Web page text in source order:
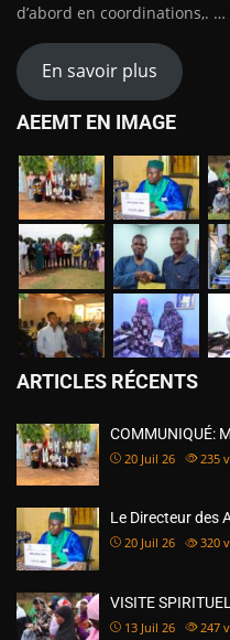
d’abord en coordinations,. …
En savoir plus
AEEMT EN IMAGE
ARTICLES RÉCENTS
COMMUNIQUÉ:
20 Juil 26 235
Le Directeur des
20 Juil 26 320
VISITE
13 Juil 26 247